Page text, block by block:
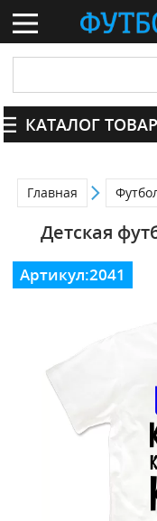
КАТАЛОГ
Главная
Детская
Артикул:2041